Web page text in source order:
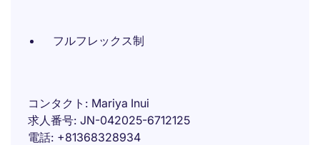
フルフレックス制
コンタクト
Mariya Inui
求人番号 JN-042025-6712125
電話 +81368328934